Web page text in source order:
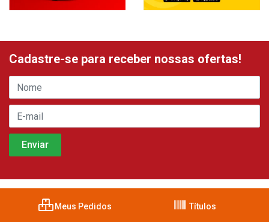
Cadastre-se para receber nossas ofertas!
Meus Pedidos Títulos